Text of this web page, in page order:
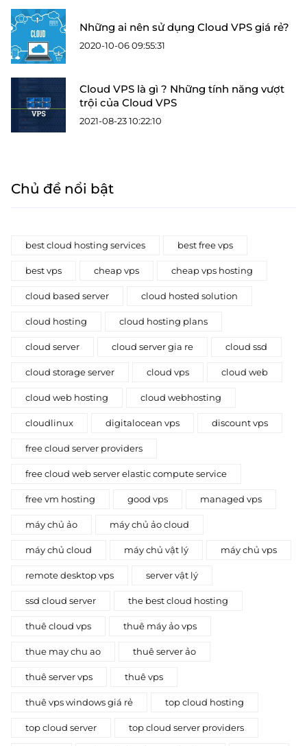
Những ai nên sử dụng Cloud VPS giá rẻ?
2020-10-06 09:55:31
Cloud VPS là gì ? Những tính năng vượt
trội của Cloud VPS
2021-08-23 10:22:10
Chủ đề nổi bật
best cloud hosting services best free vps
best vps cheap vps cheap vps hosting
cloud based server cloud hosted solution
cloud hosting cloud hosting plans
cloud server cloud server gia re cloud ssd
cloud storage server cloud vps cloud web
cloud web hosting cloud webhosting
cloudlinux digitalocean vps discount vps
free cloud server providers
free cloud web server elastic compute service
free vm hosting good vps managed vps
máy chủ ảo máy chủ ảo cloud
máy chủ cloud máy chủ vật lý máy chủ vps
remote desktop vps server vật lý
ssd cloud server the best cloud hosting
thuê cloud vps thuê máy ảo vps
thue may chu ao thuê server ảo
thuê server vps thuê vps
thuê vps windows giá rẻ top cloud hosting
top cloud server top cloud server providers